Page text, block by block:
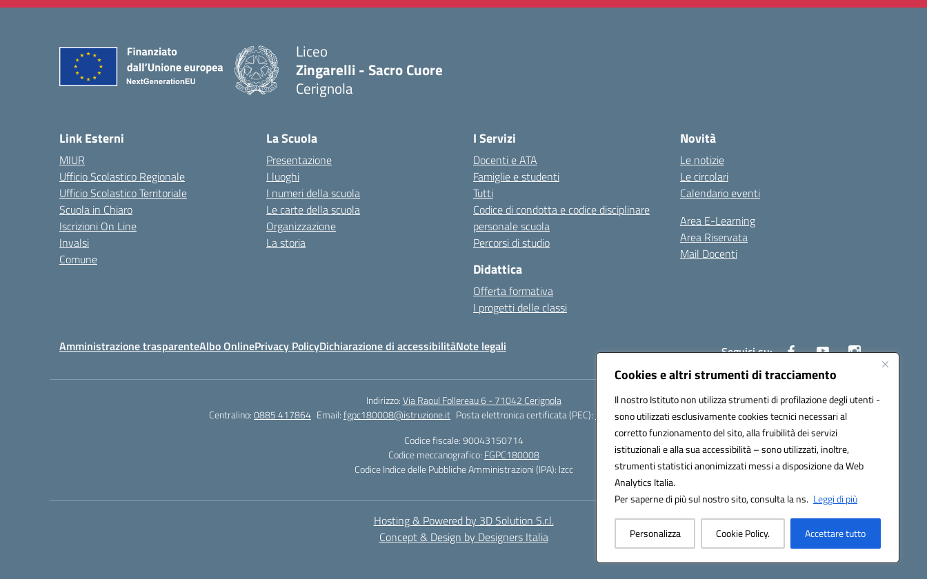
Cookies e altri strumenti di tracciamento
Il nostro Istituto non utilizza strumenti di profilazione degli utenti -
sono utilizzati esclusivamente cookies tecnici necessari al
corretto funzionamento del sito, alla fruibilità dei servizi
istituzionali e alla sua accessibilità – sono utilizzati, inoltre,
strumenti statistici anonimizzati messi a disposizione da Web
Analytics Italia.
Per saperne di più sul nostro sito, consulta la ns. Leggi di più
Personalizza Cookie Policy. Accettare tutto
Liceo
Zingarelli - Sacro Cuore
Cerignola
Link Esterni
MIUR
Ufficio Scolastico Regionale
Ufficio Scolastico Territoriale
Scuola in Chiaro
Iscrizioni On Line
Invalsi
Comune
La Scuola
Presentazione
I luoghi
I numeri della scuola
Le carte della scuola
Organizzazione
La storia
I Servizi
Docenti e ATA
Famiglie e studenti
Tutti
Codice di condotta e codice disciplinare
personale scuola
Percorsi di studio
Didattica
Offerta formativa
I progetti delle classi
Novità
Le notizie
Le circolari
Calendario eventi
Area E-Learning
Area Riservata
Mail Docenti
Amministrazione trasparenteAlbo OnlinePrivacy PolicyDichiarazione di accessibilitàNote legali Seguici su:
Indirizzo:Via Raoul Follereau 6 - 71042 Cerignola
Centralino:0885 417864 Email:fgpc180008@istruzione.it Posta elettronica certificata (PEC):fgpc180008@pec.istruzione.it
Codice fiscale: 90043150714
Codice meccanografico: FGPC180008
Codice Indice delle Pubbliche Amministrazioni (IPA): lzcc
Hosting & Powered by 3D Solution S.r.l.
Concept & Design by Designers Italia